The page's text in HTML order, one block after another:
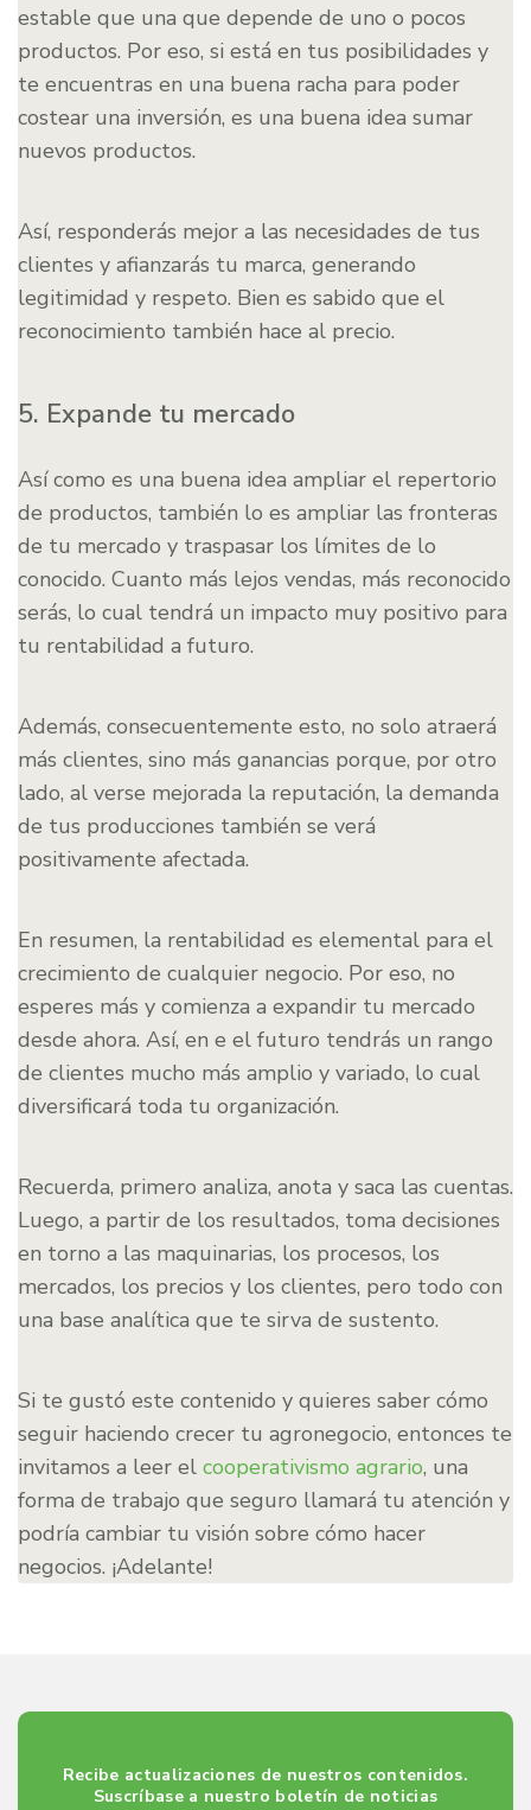
estable que una que depende de uno o pocos
productos. Por eso, si está en tus posibilidades y
te encuentras en una buena racha para poder
costear una inversión, es una buena idea sumar
nuevos productos.
Así, responderás mejor a las necesidades de tus
clientes y afianzarás tu marca, generando
legitimidad y respeto. Bien es sabido que el
reconocimiento también hace al precio.
5. Expande tu mercado
Así como es una buena idea ampliar el repertorio
de productos, también lo es ampliar las fronteras
de tu mercado y traspasar los límites de lo
conocido. Cuanto más lejos vendas, más reconocido
serás, lo cual tendrá un impacto muy positivo para
tu rentabilidad a futuro.
Además, consecuentemente esto, no solo atraerá
más clientes, sino más ganancias porque, por otro
lado, al verse mejorada la reputación, la demanda
de tus producciones también se verá
positivamente afectada.
En resumen, la rentabilidad es elemental para el
crecimiento de cualquier negocio. Por eso, no
esperes más y comienza a expandir tu mercado
desde ahora. Así, en e el futuro tendrás un rango
de clientes mucho más amplio y variado, lo cual
diversificará toda tu organización.
Recuerda, primero analiza, anota y saca las cuentas.
Luego, a partir de los resultados, toma decisiones
en torno a las maquinarias, los procesos, los
mercados, los precios y los clientes, pero todo con
una base analítica que te sirva de sustento.
Si te gustó este contenido y quieres saber cómo
seguir haciendo crecer tu agronegocio, entonces te
invitamos a leer el cooperativismo agrario, una
forma de trabajo que seguro llamará tu atención y
podría cambiar tu visión sobre cómo hacer
negocios. ¡Adelante!
Recibe actualizaciones de nuestros contenidos.
Suscríbase a nuestro boletín de noticias